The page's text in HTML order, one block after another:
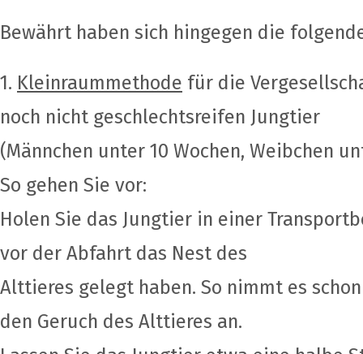
Bewährt haben sich hingegen die
1. Kleinraummethode für die
noch nicht geschlechtsreifen Jungtier
(Männchen unter 10 Wochen, Weibchen
So gehen Sie vor:
Holen Sie das Jungtier in einer
vor der Abfahrt das Nest des
Alttieres gelegt haben. So nimmt es
den Geruch des Alttieres an.